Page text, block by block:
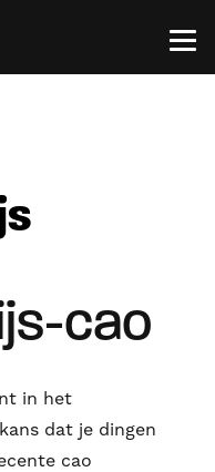
cao
in het
dat je dingen
cao